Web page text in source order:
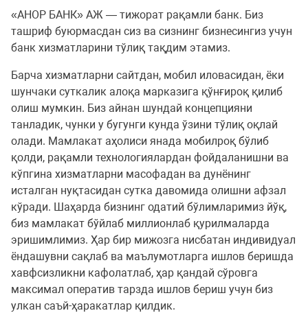
«АНОР БАНК» АЖ — тижорат рақамли банк. Биз
ташриф буюрмасдан сиз ва сизнинг бизнесингиз учун
банк хизматларини тўлиқ тақдим этамиз.
Барча хизматларни сайтдан, мобил иловасидан, ёки
шунчаки суткалик алоқа марказига қўнғироқ қилиб
олиш мумкин. Биз айнан шундай концепцияни
танладик, чунки у бугунги кунда ўзини тўлиқ оқлай
олади. Мамлакат аҳолиси янада мобилроқ бўлиб
қолди, рақамли технологиялардан фойдаланишни ва
кўпгина хизматларни масофадан ва дунёнинг
исталган нуқтасидан сутка давомида олишни афзал
кўради. Шаҳарда бизнинг одатий бўлимларимиз йўқ,
биз мамлакат бўйлаб миллионлаб қурилмаларда
эришимлимиз. Ҳар бир мижозга нисбатан индивидуал
ёндашувни сақлаб ва маълумотларга ишлов беришда
хавфсизликни кафолатлаб, ҳар қандай сўровга
максимал оператив тарзда ишлов бериш учун биз
улкан саъй-ҳаракатлар қилдик.